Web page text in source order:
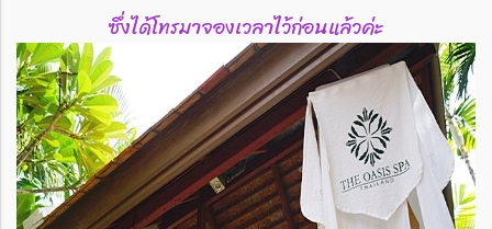
ซึ่งได้โทรมาจองเวลาไว้ก่อนแล้วค่ะ